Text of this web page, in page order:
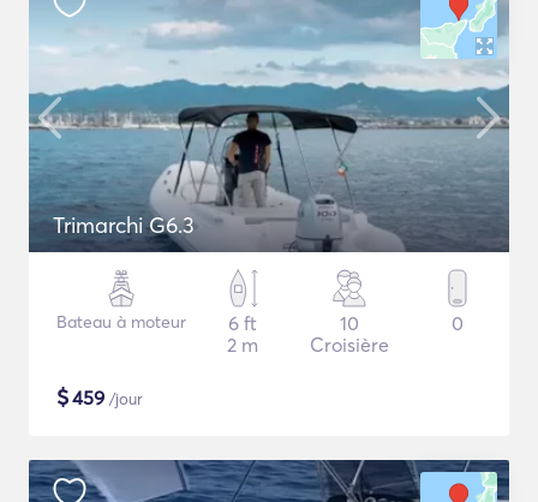
Trimarchi G6.3
Bateau à moteur
6 ft
2 m
10
Croisière
0
$459 /jour